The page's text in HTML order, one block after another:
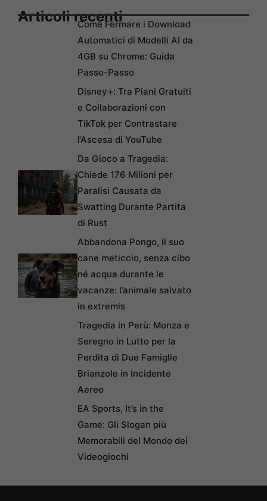
Articoli recentiCome Fermare i Download
Automatici di Modelli AI da
4GB su Chrome: Guida
Passo-Passo
Disney+: Tra Piani Gratuiti
e Collaborazioni con
TikTok per Contrastare
l’Ascesa di YouTube
Da Gioco a Tragedia:
Chiede 176 Milioni per
Paralisi Causata da
Swatting Durante Partita
di Rust
Abbandona Pongo, il suo
cane meticcio, senza cibo
né acqua durante le
vacanze: l’animale salvato
in extremis
Tragedia in Perù: Monza e
Seregno in Lutto per la
Perdita di Due Famiglie
Brianzole in Incidente
Aereo
EA Sports, It’s in the
Game: Gli Slogan più
Memorabili del Mondo dei
Videogiochi